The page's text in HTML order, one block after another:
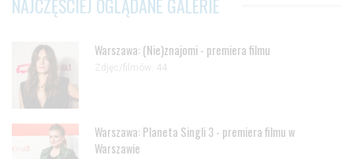
NAJCZĘŚCIEJ OGLĄDANE GALERIE
Warszawa: (Nie)znajomi - premiera filmu
Zdjęc/filmów: 44
Warszawa: Planeta Singli 3 - premiera filmu w
Warszawie